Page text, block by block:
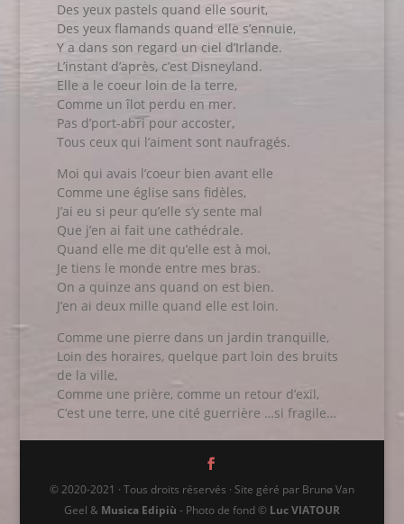
Des yeux pastels quand elle sourit,
Des yeux flamands quand elle s’ennuie,
Y a dans son regard un ciel d’Irlande.
L’instant d’après, c’est Disneyland.
Elle a le coeur loin de la terre,
Comme un îlot perdu en mer.
Pas d’port-abri pour accoster,
Tous ceux qui l’aiment sont naufragés.
Moi qui avais l’coeur bien avant elle
Comme une église sans fidèles,
J’ai eu si peur qu’elle s’y sente mal
Que j’en ai fait une cathédrale.
Quand elle me dit qu’elle est à moi,
Je tiens le monde entre mes bras.
On a quinze ans quand on est bien.
J’en ai deux mille quand elle est loin.
Comme une pierre dans un jardin tranquille,
Loin des horaires, quelque part loin des bruits
de la ville,
Comme une prière, comme un retour d’exil,
C’est une terre, une cité guerrière …si fragile…
© 2020-2021 · Tous droits réservés · Site géré par Brunø Van
Geel & Musica Edipiù - Photo de fond © Luc VIATOUR